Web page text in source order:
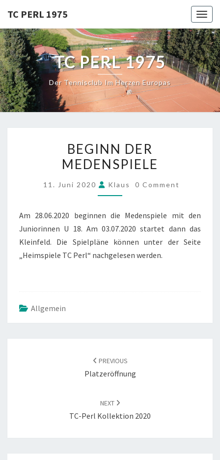
content
TC PERL 1975
TC PERL 1975
Der Tennisclub Im Herzen Europas
DER
MEDENSPIELE
BEGINN DER
MEDENSPIELE
11. Juni 2020 Klaus COMMENTS
0 Comment
Am 28.06.2020 beginnen die Medenspiele mit den
Juniorinnen U 18. Am 03.07.2020 startet dann das
Kleinfeld. Die Spielpläne können unter der Seite
„Heimspiele TC Perl“ nachgelesen werden.
Allgemein
PREVIOUS
Platzeröffnung
NEXT
TC-Perl Kollektion 2020